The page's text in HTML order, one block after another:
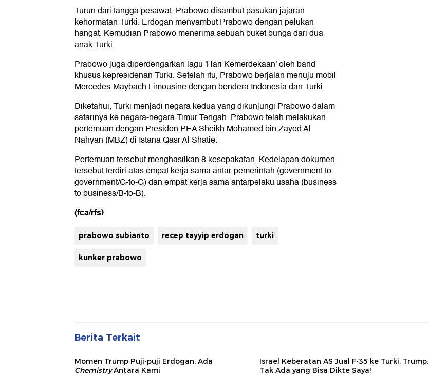
Turun dari tangga pesawat, Prabowo disambut pasukan jajaran
kehormatan Turki. Erdogan menyambut Prabowo dengan pelukan
hangat. Kemudian Prabowo menerima sebuah buket bunga dari dua
anak Turki.
Prabowo juga diperdengarkan lagu 'Hari Kemerdekaan' oleh band
khusus kepresidenan Turki. Setelah itu, Prabowo berjalan menuju mobil
Mercedes-Maybach Limousine dengan bendera Indonesia dan Turki.
Diketahui, Turki menjadi negara kedua yang dikunjungi Prabowo dalam
safarinya ke negara-negara Timur Tengah. Prabowo telah melakukan
pertemuan dengan Presiden PEA Sheikh Mohamed bin Zayed Al
Nahyan (MBZ) di Istana Qasr Al Shatie.
Pertemuan tersebut menghasilkan 8 kesepakatan. Kedelapan dokumen
tersebut terdiri atas empat kerja sama antar-pemerintah (government to
government/G-to-G) dan empat kerja sama antarpelaku usaha (business
to business/B-to-B).
(fca/rfs)
prabowo subianto recep tayyip erdogan turki
kunker prabowo
Berita Terkait
Momen Trump Puji-puji Erdogan: Ada
ChemistryAntara Kami
Israel Keberatan AS Jual F-35 ke Turki, Trump:
Tak Ada yang Bisa Dikte Saya!